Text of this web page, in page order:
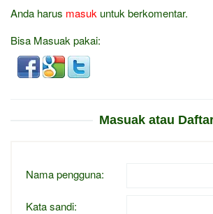
Anda harus masuk untuk berkomentar.
Bisa Masuak pakai:
Masuak atau
Nama pengguna:
Kata sandi: